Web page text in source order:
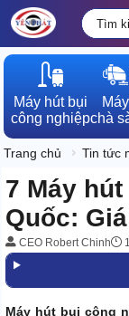
Máy hút bụi
công nghiệp
Máy
chà
Trang chủ Tin tức
7 Máy
Quốc:
CEO Robert Chinh
Máy hút bụi công